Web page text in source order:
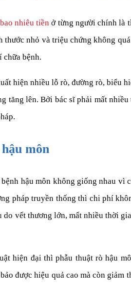
nhiêu tiền ở từng người chính là
nhỏ và triệu chứng không
bệnh.
hiện nhiều lỗ rò, đường rò, biểu
tăng lên. Bởi bác sĩ phải mất
môn
hậu môn không giống nhau vì
pháp truyền thống thì chi phí
vết thương lớn, mất nhiều thời
hiện đại thì phẫu thuật rò hậu
được hiệu quả cao mà còn giảm